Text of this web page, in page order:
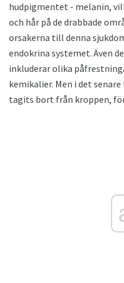
hudpigmentet - melanin,
och hår på de drabbade
orsakerna till denna
endokrina systemet. Även
inkluderar olika
kemikalier. Men i det
tagits bort från kroppen,